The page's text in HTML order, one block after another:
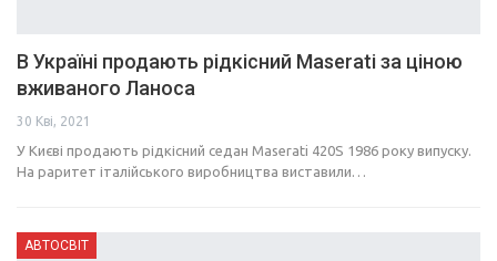
В Україні продають рідкісний Maserati за ціною
вживаного Ланоса
30 Кві, 2021
У Києві продають рідкісний седан Maserati 420S 1986 року випуску.
На раритет італійського виробництва виставили…
АВТОСВІТ